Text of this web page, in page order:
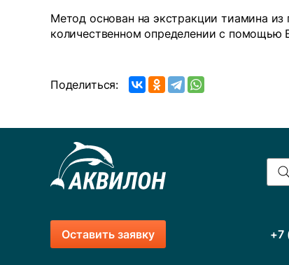
Метод основан на экстракции тиамина
количественном определении с помощью
Поделиться:
Оставить заявку +7